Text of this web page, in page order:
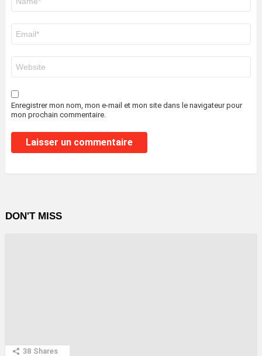
mail
*
web
Enregistrer mon nom, mon e-mail et mon site dans le navigateur pour
mon prochain commentaire.
DON'T MISS
38 Shares